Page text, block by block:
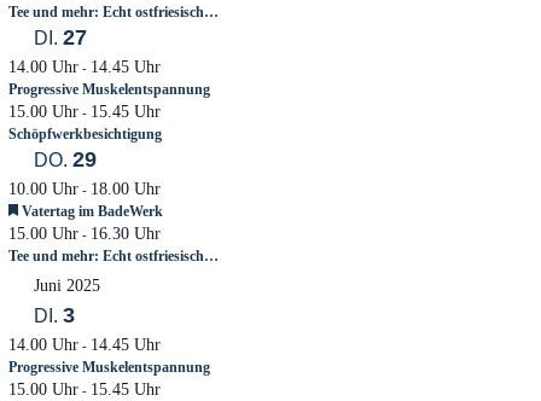
Tee und mehr: Echt ostfriesisch…
DI. 27
14.00 Uhr- 14.45 Uhr
Progressive Muskelentspannung
15.00 Uhr- 15.45 Uhr
Schöpfwerkbesichtigung
DO. 29
10.00 Uhr- 18.00 Uhr
Empfohlen
Vatertag im BadeWerk
15.00 Uhr- 16.30 Uhr
Tee und mehr: Echt ostfriesisch…
Juni 2025
DI. 3
14.00 Uhr- 14.45 Uhr
Progressive Muskelentspannung
15.00 Uhr- 15.45 Uhr